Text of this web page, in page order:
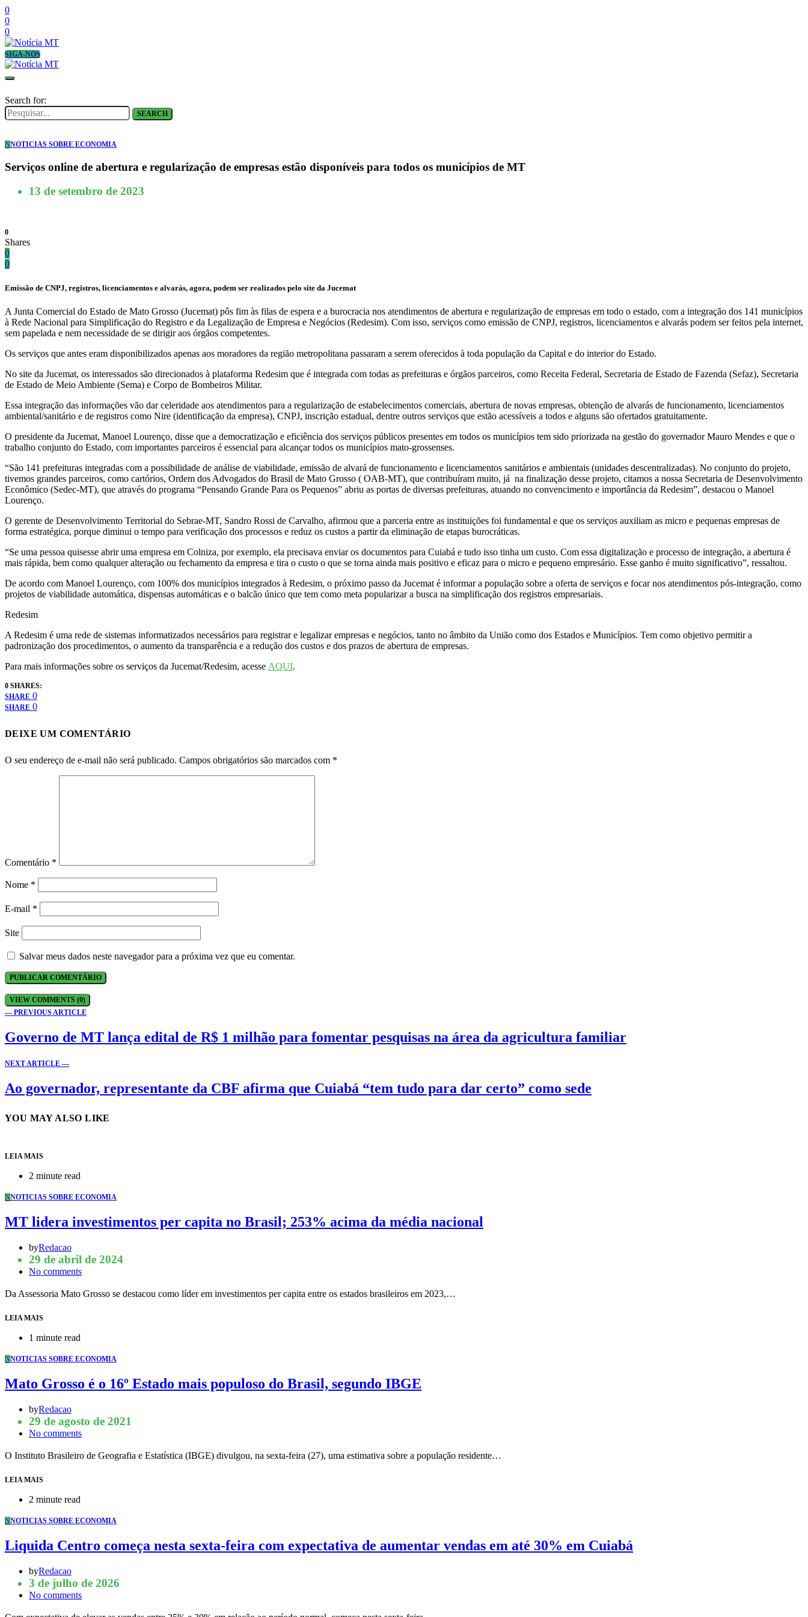
0
0
0
SIGA-NOS
Search for:
SEARCH
NNOTICIAS SOBRE ECONOMIA
Serviços online de abertura e regularização de empresas estão disponíveis para todos os municípios de MT
13 de setembro de 2023
0
Shares
0
0
Emissão de CNPJ, registros, licenciamentos e alvarás, agora, podem ser realizados pelo site da Jucemat
A Junta Comercial do Estado de Mato Grosso (Jucemat) pôs fim às filas de espera e a burocracia nos atendimentos de abertura e regularização de empresas em todo o estado, com a integração dos 141 municípios
à Rede Nacional para Simplificação do Registro e da Legalização de Empresa e Negócios (Redesim). Com isso, serviços como emissão de CNPJ, registros, licenciamentos e alvarás podem ser feitos pela internet,
sem papelada e nem necessidade de se dirigir aos órgãos competentes.
Os serviços que antes eram disponibilizados apenas aos moradores da região metropolitana passaram a serem oferecidos à toda população da Capital e do interior do Estado.
No site da Jucemat, os interessados são direcionados à plataforma Redesim que é integrada com todas as prefeituras e órgãos parceiros, como Receita Federal, Secretaria de Estado de Fazenda (Sefaz), Secretaria
de Estado de Meio Ambiente (Sema) e Corpo de Bombeiros Militar.
Essa integração das informações vão dar celeridade aos atendimentos para a regularização de estabelecimentos comerciais, abertura de novas empresas, obtenção de alvarás de funcionamento, licenciamentos
ambiental/sanitário e de registros como Nire (identificação da empresa), CNPJ, inscrição estadual, dentre outros serviços que estão acessíveis a todos e alguns são ofertados gratuitamente.
O presidente da Jucemat, Manoel Lourenço, disse que a democratização e eficiência dos serviços públicos presentes em todos os municípios tem sido priorizada na gestão do governador Mauro Mendes e que o
trabalho conjunto do Estado, com importantes parceiros é essencial para alcançar todos os municípios mato-grossenses.
“São 141 prefeituras integradas com a possibilidade de análise de viabilidade, emissão de alvará de funcionamento e licenciamentos sanitários e ambientais (unidades descentralizadas). No conjunto do projeto,
tivemos grandes parceiros, como cartórios, Ordem dos Advogados do Brasil de Mato Grosso ( OAB-MT), que contribuíram muito, já na finalização desse projeto, citamos a nossa Secretaria de Desenvolvimento
Econômico (Sedec-MT), que através do programa “Pensando Grande Para os Pequenos” abriu as portas de diversas prefeituras, atuando no convencimento e importância da Redesim”, destacou o Manoel
Lourenço.
O gerente de Desenvolvimento Territorial do Sebrae-MT, Sandro Rossi de Carvalho, afirmou que a parceria entre as instituições foi fundamental e que os serviços auxiliam as micro e pequenas empresas de
forma estratégica, porque diminui o tempo para verificação dos processos e reduz os custos a partir da eliminação de etapas burocráticas.
“Se uma pessoa quisesse abrir uma empresa em Colniza, por exemplo, ela precisava enviar os documentos para Cuiabá e tudo isso tinha um custo. Com essa digitalização e processo de integração, a abertura é
mais rápida, bem como qualquer alteração ou fechamento da empresa e tira o custo o que se torna ainda mais positivo e eficaz para o micro e pequeno empresário. Esse ganho é muito significativo”, ressaltou.
De acordo com Manoel Lourenço, com 100% dos municípios integrados à Redesim, o próximo passo da Jucemat é informar a população sobre a oferta de serviços e focar nos atendimentos pós-integração, como
projetos de viabilidade automática, dispensas automáticas e o balcão único que tem como meta popularizar a busca na simplificação dos registros empresariais.
Redesim
A Redesim é uma rede de sistemas informatizados necessários para registrar e legalizar empresas e negócios, tanto no âmbito da União como dos Estados e Municípios. Tem como objetivo permitir a
padronização dos procedimentos, o aumento da transparência e a redução dos custos e dos prazos de abertura de empresas.
Para mais informações sobre os serviços da Jucemat/Redesim, acesse AQUI.
0 SHARES:
SHARE 0
SHARE 0
DEIXE UM COMENTÁRIO
O seu endereço de e-mail não será publicado. Campos obrigatórios são marcados com *
Comentário *
Nome *
E-mail *
Site
Salvar meus dados neste navegador para a próxima vez que eu comentar.
VIEW COMMENTS (0)
— PREVIOUS ARTICLE
Governo de MT lança edital de R$ 1 milhão para fomentar pesquisas na área da agricultura familiar
NEXT ARTICLE —
Ao governador, representante da CBF afirma que Cuiabá “tem tudo para dar certo” como sede
YOU MAY ALSO LIKE
LEIA MAIS
2 minute read
NNOTICIAS SOBRE ECONOMIA
MT lidera investimentos per capita no Brasil; 253% acima da média nacional
byRedacao
29 de abril de 2024
No comments
Da Assessoria Mato Grosso se destacou como líder em investimentos per capita entre os estados brasileiros em 2023,…
LEIA MAIS
1 minute read
NNOTICIAS SOBRE ECONOMIA
Mato Grosso é o 16º Estado mais populoso do Brasil, segundo IBGE
byRedacao
29 de agosto de 2021
No comments
O Instituto Brasileiro de Geografia e Estatística (IBGE) divulgou, na sexta-feira (27), uma estimativa sobre a população residente…
LEIA MAIS
2 minute read
NNOTICIAS SOBRE ECONOMIA
Liquida Centro começa nesta sexta-feira com expectativa de aumentar vendas em até 30% em Cuiabá
byRedacao
3 de julho de 2026
No comments